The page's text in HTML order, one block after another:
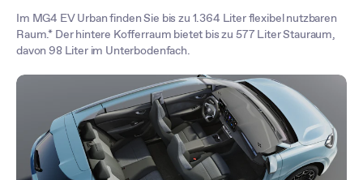
Im MG4 EV Urban finden Sie bis zu 1.364 Liter flexibel nutzbaren
Raum.* Der hintere Kofferraum bietet bis zu 577 Liter Stauraum,
davon 98 Liter im Unterbodenfach.